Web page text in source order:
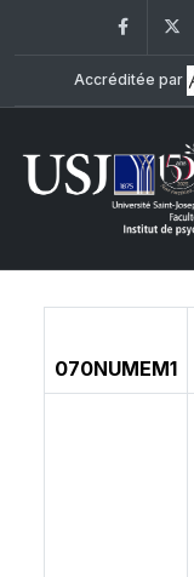
Accréditée par
070NUMEM1